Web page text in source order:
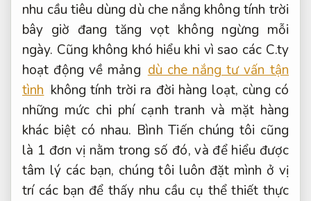
nhu cầu tiêu dùng dù che nắng không tính trời
bây giờ đang tăng vọt không ngừng mỗi
ngày. Cũng không khó hiểu khi vì sao các C.ty
hoạt động về mảng dù che nắng tư vấn tận
tình không tính trời ra đời hàng loạt, cùng có
những mức chi phí cạnh tranh và mặt hàng
khác biệt có nhau. Bình Tiến chúng tôi cũng
là 1 đơn vị nằm trong số đó, và để hiểu được
tâm lý các bạn, chúng tôi luôn đặt mình ở vị
trí các bạn để thấy nhu cầu cụ thể thiết thực